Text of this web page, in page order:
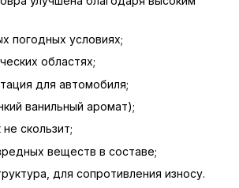
погодных условиях;
областях;
для автомобиля;
ванильный аромат);
скользит;
веществ в составе;
для сопротивления износу.